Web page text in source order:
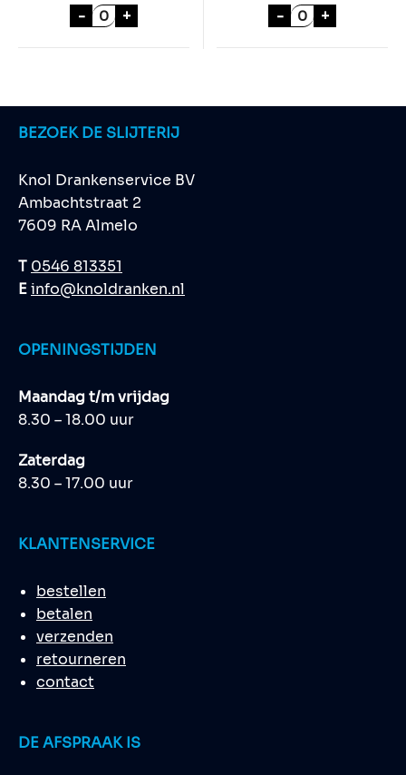
- CIROC VODKA STRAWBERRY
+
-
+
BEZOEK DE SLIJTERIJ
Knol Drankenservice BV
Ambachtstraat 2
7609 RA Almelo
T 0546 813351
Einfo@knoldranken.nl
OPENINGSTIJDEN
Maandag t/m vrijdag
8.30 – 18.00 uur
Zaterdag
8.30 – 17.00 uur
KLANTENSERVICE
bestellen
betalen
verzenden
retourneren
contact
DE AFSPRAAK IS